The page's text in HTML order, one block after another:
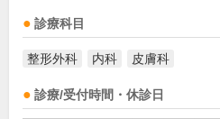
診療科目
整形外科 内科 皮膚科
診療/受付時間・休診日